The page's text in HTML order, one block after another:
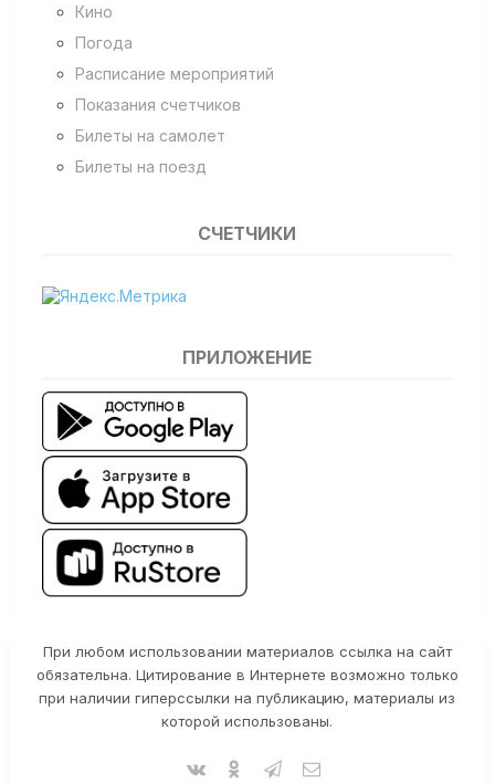
Кино
Погода
Расписание мероприятий
Показания счетчиков
Билеты на самолет
Билеты на поезд
СЧЕТЧИКИ
ПРИЛОЖЕНИЕ
При любом использовании материалов ссылка на сайт
обязательна. Цитирование в Интернете возможно только
при наличии гиперссылки на публикацию, материалы из
которой использованы.